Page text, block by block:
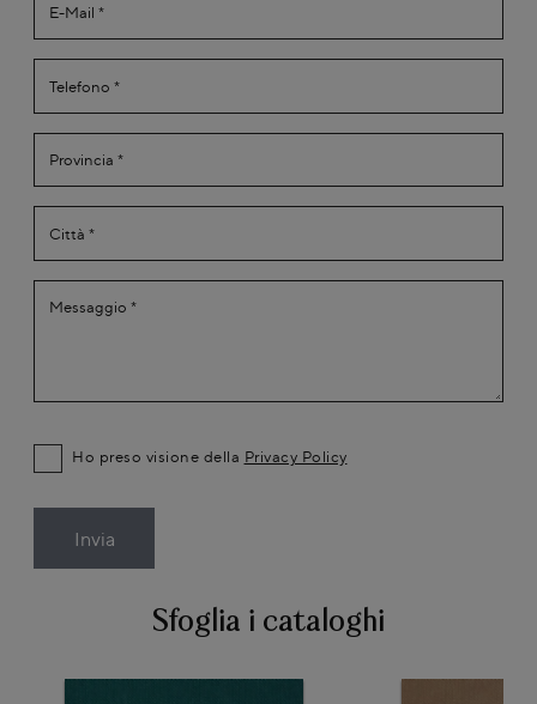
Sfoglia i cataloghi
Ho preso visione della Privacy Policy
Invia